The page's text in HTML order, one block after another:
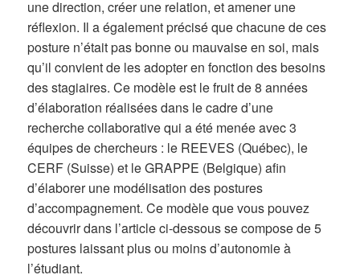
une direction, créer une relation, et amener une
réflexion. Il a également précisé que chacune de ces
posture n’était pas bonne ou mauvaise en soi, mais
qu’il convient de les adopter en fonction des besoins
des stagiaires. Ce modèle est le fruit de 8 années
d’élaboration réalisées dans le cadre d’une
recherche collaborative qui a été menée avec 3
équipes de chercheurs : le REEVES (Québec), le
CERF (Suisse) et le GRAPPE (Belgique) afin
d’élaborer une modélisation des postures
d’accompagnement. Ce modèle que vous pouvez
découvrir dans l’article ci-dessous se compose de 5
postures laissant plus ou moins d’autonomie à
l’étudiant.